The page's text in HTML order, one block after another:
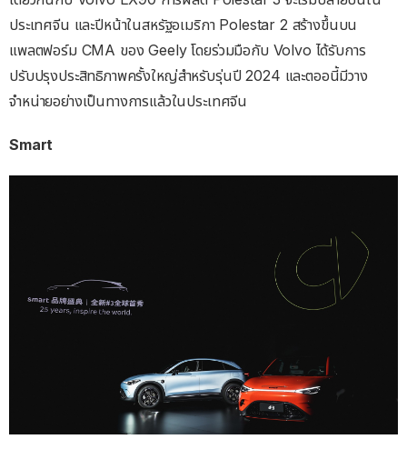
ประเทศจีน และปีหน้าในสหรัฐอเมริกา Polestar 2 สร้างขึ้นบน
แพลตฟอร์ม CMA ของ Geely โดยร่วมมือกับ Volvo ได้รับการ
ปรับปรุงประสิทธิภาพครั้งใหญ่สำหรับรุ่นปี 2024 และตออนี้มีวาง
จำหน่ายอย่างเป็นทางการแล้วในประเทศจีน
Smart